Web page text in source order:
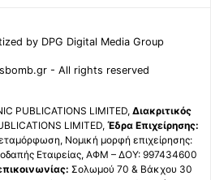
by DPG Digital Media Group
- All rights reserved
PUBLICATIONS LIMITED, Διακριτικός
LIMITED, Έδρα Επιχείρησης:
Νομική μορφή επιχείρησης:
Εταιρείας, ΑΦΜ – ΔΟΥ: 997434600
Σολωμού 70 & Βάκχου 30